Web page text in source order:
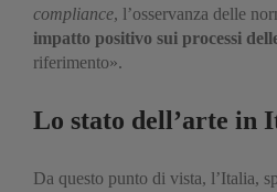
compliance, l’osservanza delle
impatto positivo sui processi
riferimento».
Lo stato dell’arte in
Da questo punto di vista, l’Italia,